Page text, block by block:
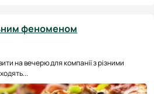
феноменом
на вечерю для компанії з різними